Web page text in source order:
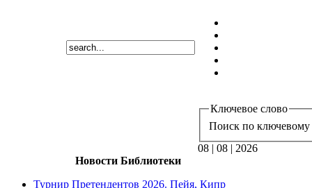
Ключевое слово
Поиск по ключевому
08 | 08 | 2026
Новости Библиотеки
Турнир Претендентов 2026. Пейя, Кипр